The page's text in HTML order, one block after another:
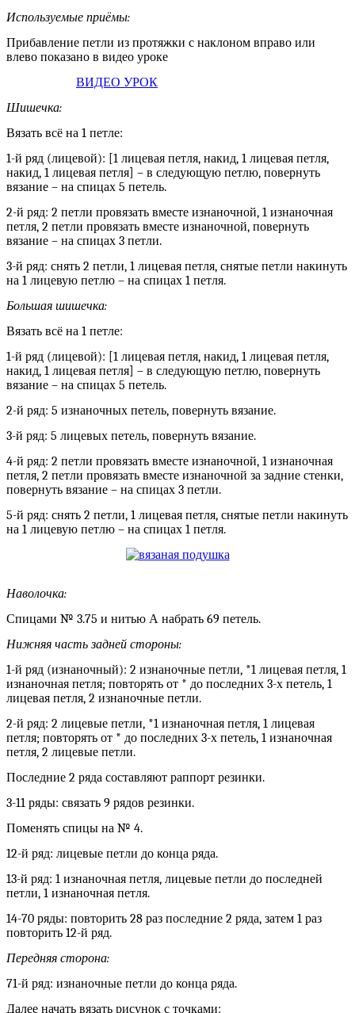
Используемые приёмы:
Прибавление петли из протяжки с наклоном вправо или
влево показано в видео уроке
ВИДЕО УРОК
Шишечка:
Вязать всё на 1 петле:
1-й ряд (лицевой): [1 лицевая петля, накид, 1 лицевая петля,
накид, 1 лицевая петля] – в следующую петлю, повернуть
вязание – на спицах 5 петель.
2-й ряд: 2 петли провязать вместе изнаночной, 1 изнаночная
петля, 2 петли провязать вместе изнаночной, повернуть
вязание – на спицах 3 петли.
3-й ряд: снять 2 петли, 1 лицевая петля, снятые петли накинуть
на 1 лицевую петлю – на спицах 1 петля.
Большая шишечка:
Вязать всё на 1 петле:
1-й ряд (лицевой): [1 лицевая петля, накид, 1 лицевая петля,
накид, 1 лицевая петля] – в следующую петлю, повернуть
вязание – на спицах 5 петель.
2-й ряд: 5 изнаночных петель, повернуть вязание.
3-й ряд: 5 лицевых петель, повернуть вязание.
4-й ряд: 2 петли провязать вместе изнаночной, 1 изнаночная
петля, 2 петли провязать вместе изнаночной за задние стенки,
повернуть вязание – на спицах 3 петли.
5-й ряд: снять 2 петли, 1 лицевая петля, снятые петли накинуть
на 1 лицевую петлю – на спицах 1 петля.
Наволочка:
Спицами № 3.75 и нитью А набрать 69 петель.
Нижняя часть задней стороны:
1-й ряд (изнаночный): 2 изнаночные петли, *1 лицевая петля, 1
изнаночная петля; повторять от * до последних 3-х петель, 1
лицевая петля, 2 изнаночные петли.
2-й ряд: 2 лицевые петли, *1 изнаночная петля, 1 лицевая
петля; повторять от * до последних 3-х петель, 1 изнаночная
петля, 2 лицевые петли.
Последние 2 ряда составляют раппорт резинки.
3-11 ряды: связать 9 рядов резинки.
Поменять спицы на № 4.
12-й ряд: лицевые петли до конца ряда.
13-й ряд: 1 изнаночная петля, лицевые петли до последней
петли, 1 изнаночная петля.
14-70 ряды: повторить 28 раз последние 2 ряда, затем 1 раз
повторить 12-й ряд.
Передняя сторона:
71-й ряд: изнаночные петли до конца ряда.
Далее начать вязать рисунок с точками: